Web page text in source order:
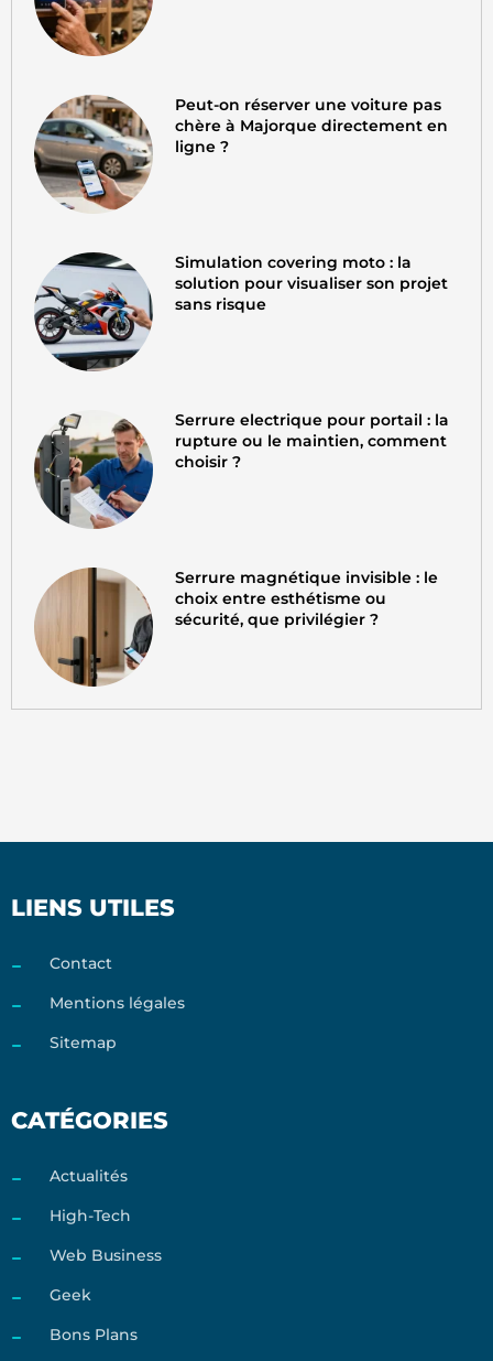
Peut-on réserver une voiture pas
chère à Majorque directement en
ligne ?
Simulation covering moto : la
solution pour visualiser son projet
sans risque
Serrure electrique pour portail : la
rupture ou le maintien, comment
choisir ?
Serrure magnétique invisible : le
choix entre esthétisme ou
sécurité, que privilégier ?
LIENS UTILES
Contact
Mentions légales
Sitemap
CATÉGORIES
Actualités
High-Tech
Web Business
Geek
Bons Plans